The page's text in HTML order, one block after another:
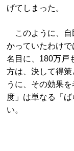
げてしまった。
このように、自
かっていたわけ
名目に、180万戸
方は、決して得
うに、その効果
度」は単なる「
い。